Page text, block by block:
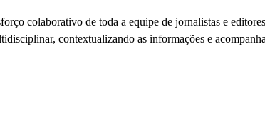
colaborativo de toda a equipe de jornalistas e
contextualizando as informações e